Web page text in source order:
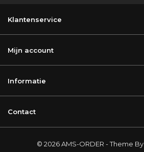
Klantenservice
Mijn account
Informatie
Contact
© 2026 AMS-ORDER - Theme By